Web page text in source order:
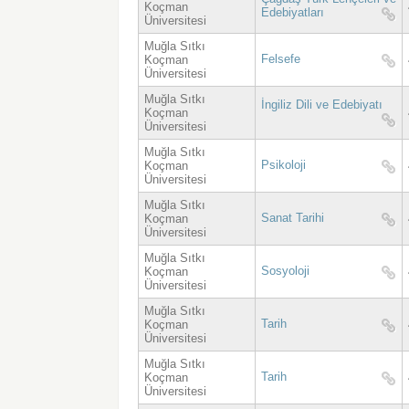
Koçman
Üniversitesi
Edebiyatları
Muğla Sıtkı
Koçman
Üniversitesi
Felsefe
Muğla Sıtkı
Koçman
Üniversitesi
İngiliz Dili ve Edebiyatı
Muğla Sıtkı
Koçman
Üniversitesi
Psikoloji
Muğla Sıtkı
Koçman
Üniversitesi
Sanat Tarihi
Muğla Sıtkı
Koçman
Üniversitesi
Sosyoloji
Muğla Sıtkı
Koçman
Üniversitesi
Tarih
Muğla Sıtkı
Koçman
Üniversitesi
Tarih